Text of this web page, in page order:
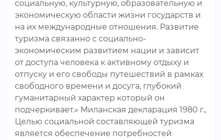
социальную, культурную, образовательную и
экономическую области жизни государств и
на их международные отношения. Развитие
туризма связанно с социально-
экономическим развитием нации и зависит
от доступа человека к активному отдыху и
отпуску и его свободы путешествий в рамках
свободного времени и досуга, глубокий
гуманитарный характер который он
подчеркивает.» Миланская декларация 1980 г.,
Целью социальной составляющей туризма
является обеспечение потребностей